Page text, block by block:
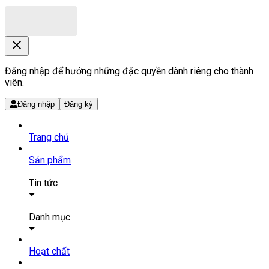
Đăng nhập để hưởng những đặc quyền dành riêng cho thành
viên.
Đăng nhập Đăng ký
Trang chủ
Sản phẩm
Tin tức
Tin tức
Danh mục
SẢN PHẨM THUỐC
Hoạt chất